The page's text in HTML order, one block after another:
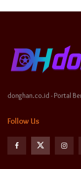
donghan.co.id - Portal
Follow Us